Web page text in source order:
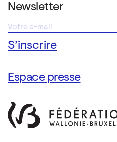
Newsletter
Espace presse